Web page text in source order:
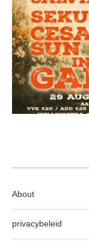
About
privacybeleid